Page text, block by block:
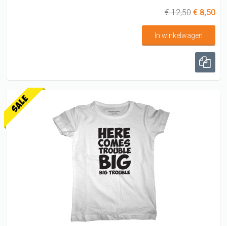
€ 12,50 € 8,50
In winkelwagen